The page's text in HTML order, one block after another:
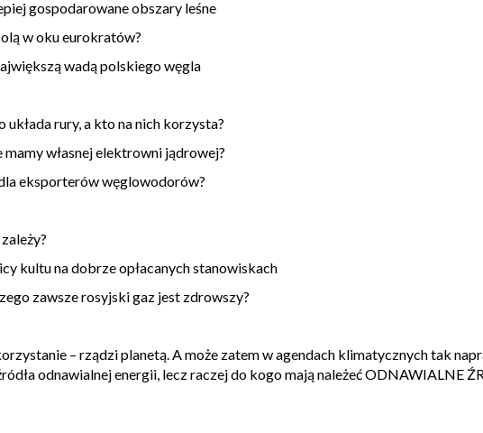
gospodarowane obszary leśne
w oku eurokratów?
wadą polskiego węgla
rury, a kto na nich korzysta?
własnej elektrowni jądrowej?
eksporterów węglowodorów?
kultu na dobrze opłacanych stanowiskach
zawsze rosyjski gaz jest zdrowszy?
– rządzi planetą. A może zatem w agendach klimatycznych tak
odnawialnej energii, lecz raczej do kogo mają należeć ODNAWIALNE